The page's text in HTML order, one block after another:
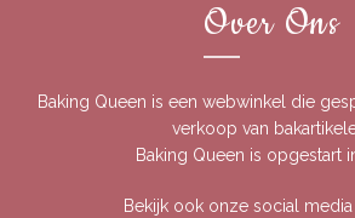
Over Ons
Baking Queen is een webwinkel die
verkoop van
Baking Queen is opgestart
Bekijk ook onze social media